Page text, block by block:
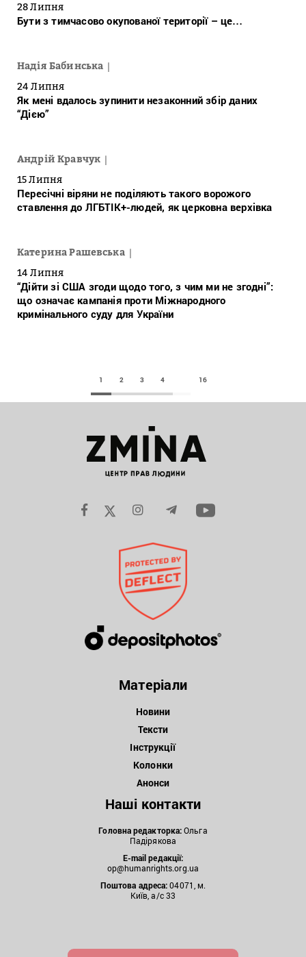
28 Липня
Бути з тимчасово окупованої території – це…
Надія Бабинська
24 Липня
Як мені вдалось зупинити незаконний збір даних
“Дією”
Андрій Кравчук
15 Липня
Пересічні віряни не поділяють такого ворожого
ставлення до ЛГБТІК+-людей, як церковна верхівка
Катерина Рашевська
14 Липня
“Дійти зі США згоди щодо того, з чим ми не згодні”:
що означає кампанія проти Міжнародного
кримінального суду для України
1 2 3 4 16
Матеріали
Новини
Тексти
Інструкції
Колонки
Анонси
Наші контакти
Головна редакторка:Ольга
Падірякова
E-mail редакції:
op@humanrights.org.ua
Поштова адреса:04071, м.
Київ, а/с 33